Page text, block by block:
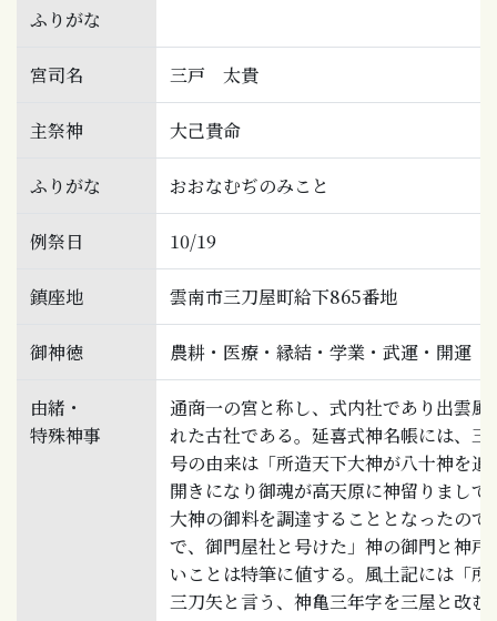
ふりがな
宮司名 三戸 太貴
主祭神 大己貴命
ふりがな おおなむぢのみこと
例祭日 10/19
鎮座地 雲南市三刀屋町給下865番地
御神徳 農耕・医療・縁結・学業・武運・開運
由緒・
特殊神事
通商一の宮と称し、式内社であり出雲
れた古社である。延喜式神名帳には、
号の由来は「所造天下大神が八十神を
開きになり御魂が高天原に神留りまし
大神の御料を調達することとなったの
で、御門屋社と号けた」神の御門と神
いことは特筆に値する。風土記には「
三刀矢と言う、神亀三年字を三屋と改